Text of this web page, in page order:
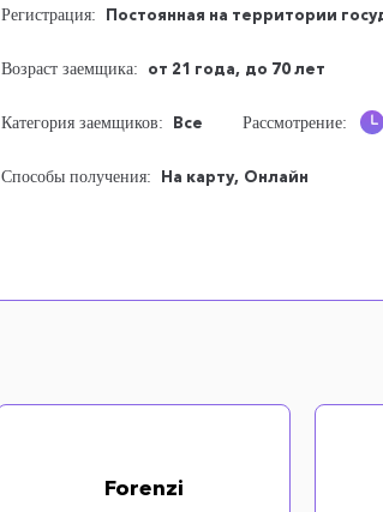
Регистрация: Постоянная на территории
Возраст заемщика: от 21 года, до 70 лет
Категория заемщиков: Все Рассмотрение:
Способы получения: На карту, Онлайн
Forenzi